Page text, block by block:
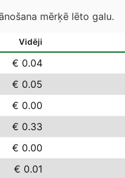
mērķē lēto galu.
Vidēji
€ 0.04
€ 0.05
€ 0.00
€ 0.33
€ 0.00
€ 0.01